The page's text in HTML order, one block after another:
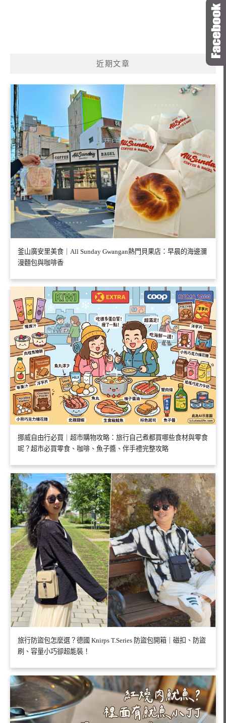
近期文章
釜山廣安里美食｜All Sunday Gwangan熱門貝果店：早晨的海邊瀰
漫麵包與咖啡香
挪威自由行必買｜超市購物攻略：旅行自己煮都買哪些食材與零食
呢？超市必買零食、咖啡、魚子醬、伴手禮完整攻略
旅行防盜包怎麼選？德國 Knirps T.Series 防盜包開箱｜磁扣、防盜
刷、容量小巧卻超能裝！